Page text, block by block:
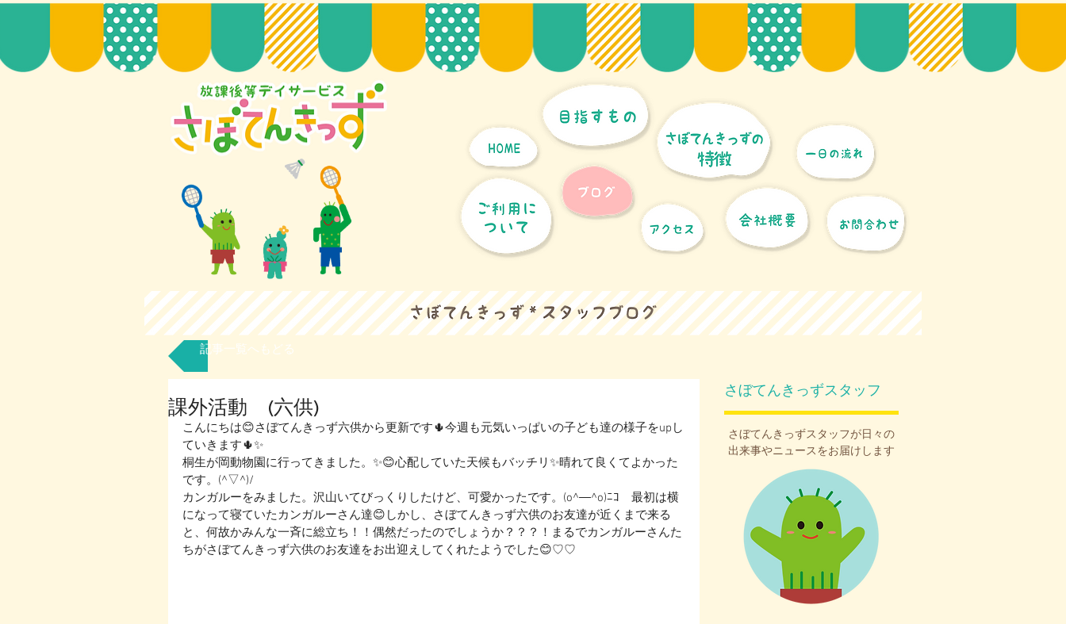
記事一覧へもどる
課外活動 (六供)
こんにちは😊さぼてんきっず六供から更新です🌵今週も元気いっぱいの子ども達の様子をupし
ていきます🌵✨
桐生が岡動物園に行ってきました。✨😊心配していた天候もバッチリ✨晴れて良くてよかった
です。(^▽^)/
カンガルーをみました。沢山いてびっくりしたけど、可愛かったです。(o^―^o)ﾆｺ　最初は横
になって寝ていたカンガルーさん達😊しかし、さぼてんきっず六供のお友達が近くまで来る
と、何故かみんな一斉に総立ち！！偶然だったのでしょうか？？？！まるでカンガルーさんた
ちがさぼてんきっず六供のお友達をお出迎えしてくれたようでした😊♡♡
さぼてんきっずスタッフ
さぼてんきっずスタッフが日々の
出来事やニュースをお届けします